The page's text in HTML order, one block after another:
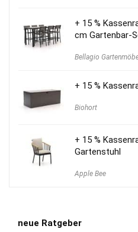
+ 15 %
cm Gartenbar-
Bellagio
+ 15 %
Biohort
+ 15 %
Gartenstuhl
Apple Bee
neue Ratgeber